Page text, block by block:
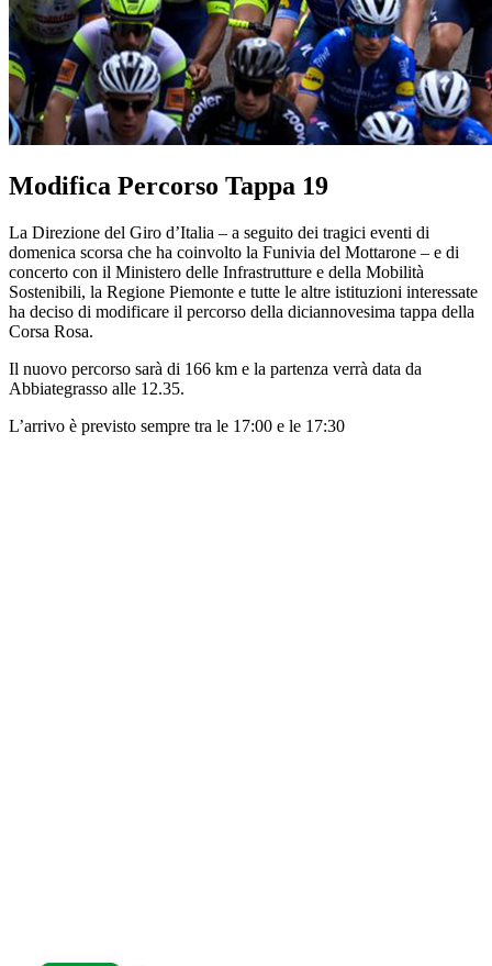
Modifica Percorso Tappa 19
La Direzione del Giro d’Italia – a seguito dei tragici eventi di
domenica scorsa che ha coinvolto la Funivia del Mottarone – e di
concerto con il Ministero delle Infrastrutture e della Mobilità
Sostenibili, la Regione Piemonte e tutte le altre istituzioni interessate
ha deciso di modificare il percorso della diciannovesima tappa della
Corsa Rosa.
Il nuovo percorso sarà di 166 km e la partenza verrà data da
Abbiategrasso alle 12.35.
L’arrivo è previsto sempre tra le 17:00 e le 17:30